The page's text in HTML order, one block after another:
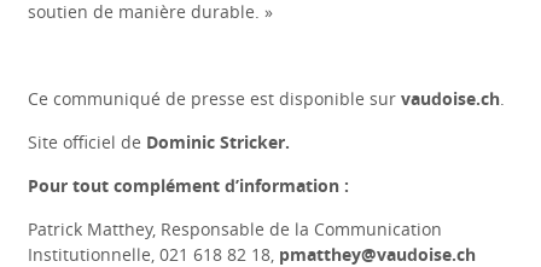
soutien de manière durable. »
Ce communiqué de presse est disponible sur vaudoise.ch.
Site officiel de Dominic Stricker.
Pour tout complément d’information :
Patrick Matthey, Responsable de la Communication
Institutionnelle, 021 618 82 18, pmatthey@vaudoise.ch